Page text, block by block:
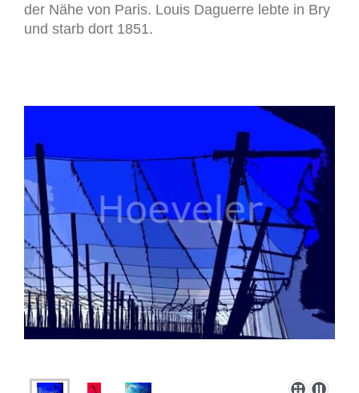
der Nähe von Paris. Louis Daguerre lebte in Bry
und starb dort 1851.